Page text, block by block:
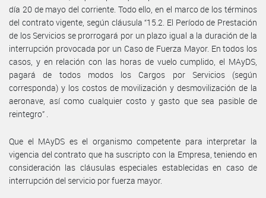
día 20 de mayo del corriente. Todo ello, en el marco de los términos
del contrato vigente, según cláusula “15.2. El Período de Prestación
de los Servicios se prorrogará por un plazo igual a la duración de la
interrupción provocada por un Caso de Fuerza Mayor. En todos los
casos, y en relación con las horas de vuelo cumplido, el MAyDS,
pagará de todos modos los Cargos por Servicios (según
corresponda) y los costos de movilización y desmovilización de la
aeronave, así como cualquier costo y gasto que sea pasible de
reintegro” .
Que el MAyDS es el organismo competente para interpretar la
vigencia del contrato que ha suscripto con la Empresa, teniendo en
consideración las cláusulas especiales establecidas en caso de
interrupción del servicio por fuerza mayor.